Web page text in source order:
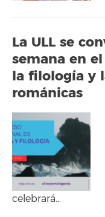
La ULL se
semana en
la filología y
románicas
celebrará…